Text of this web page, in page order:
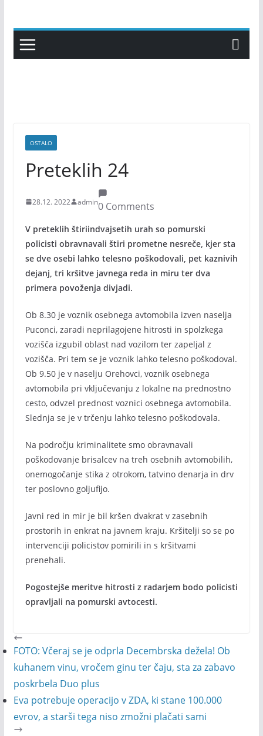
content
OSTALO
Preteklih 24
28.12. 2022 admin0 Comments
V preteklih štiriindvajsetih urah so pomurski
policisti obravnavali štiri prometne nesreče, kjer sta
se dve osebi lahko telesno poškodovali, pet kaznivih
dejanj, tri kršitve javnega reda in miru ter dva
primera povoženja divjadi.
Ob 8.30 je voznik osebnega avtomobila izven naselja
Puconci, zaradi neprilagojene hitrosti in spolzkega
vozišča izgubil oblast nad vozilom ter zapeljal z
vozišča. Pri tem se je voznik lahko telesno poškodoval.
Ob 9.50 je v naselju Orehovci, voznik osebnega
avtomobila pri vključevanju z lokalne na prednostno
cesto, odvzel prednost voznici osebnega avtomobila.
Slednja se je v trčenju lahko telesno poškodovala.
Na področju kriminalitete smo obravnavali
poškodovanje brisalcev na treh osebnih avtomobilih,
onemogočanje stika z otrokom, tatvino denarja in drv
ter poslovno goljufijo.
Javni red in mir je bil kršen dvakrat v zasebnih
prostorih in enkrat na javnem kraju. Kršitelji so se po
intervenciji policistov pomirili in s kršitvami
prenehali.
Pogostejše meritve hitrosti z radarjem bodo policisti
opravljali na pomurski avtocesti.
FOTO: Včeraj se je odprla Decembrska dežela! Ob
kuhanem vinu, vročem ginu ter čaju, sta za zabavo
poskrbela Duo plus
Eva potrebuje operacijo v ZDA, ki stane 100.000
evrov, a starši tega niso zmožni plačati sami